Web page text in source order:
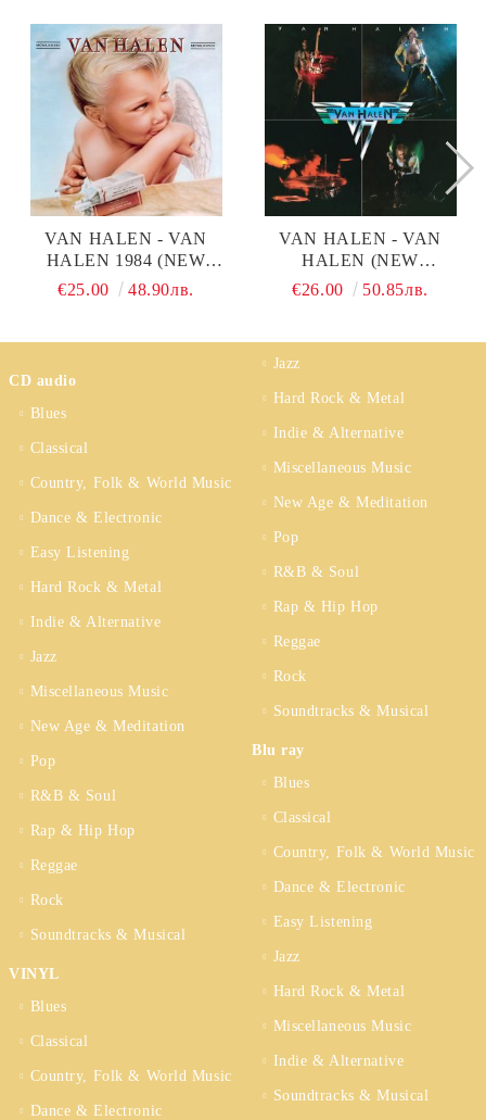
VAN HALEN - VAN
HALEN 1984 (NEW
REMASTERED 2015)
€25.00 48.90лв.
VAN HALEN - VAN
HALEN (NEW
REMASTERED 2015)
€26.00 50.85лв.
CD audio
Blues
Classical
Country, Folk & World Music
Dance & Electronic
Easy Listening
Hard Rock & Metal
Indie & Alternative
Jazz
Miscellaneous Music
New Age & Meditation
Pop
R&B & Soul
Rap & Hip Hop
Reggae
Rock
Soundtracks & Musical
VINYL
Blues
Classical
Country, Folk & World Music
Dance & Electronic
Jazz
Hard Rock & Metal
Indie & Alternative
Miscellaneous Music
New Age & Meditation
Pop
R&B & Soul
Rap & Hip Hop
Reggae
Rock
Soundtracks & Musical
Blu ray
Blues
Classical
Country, Folk & World Music
Dance & Electronic
Easy Listening
Jazz
Hard Rock & Metal
Miscellaneous Music
Indie & Alternative
Soundtracks & Musical